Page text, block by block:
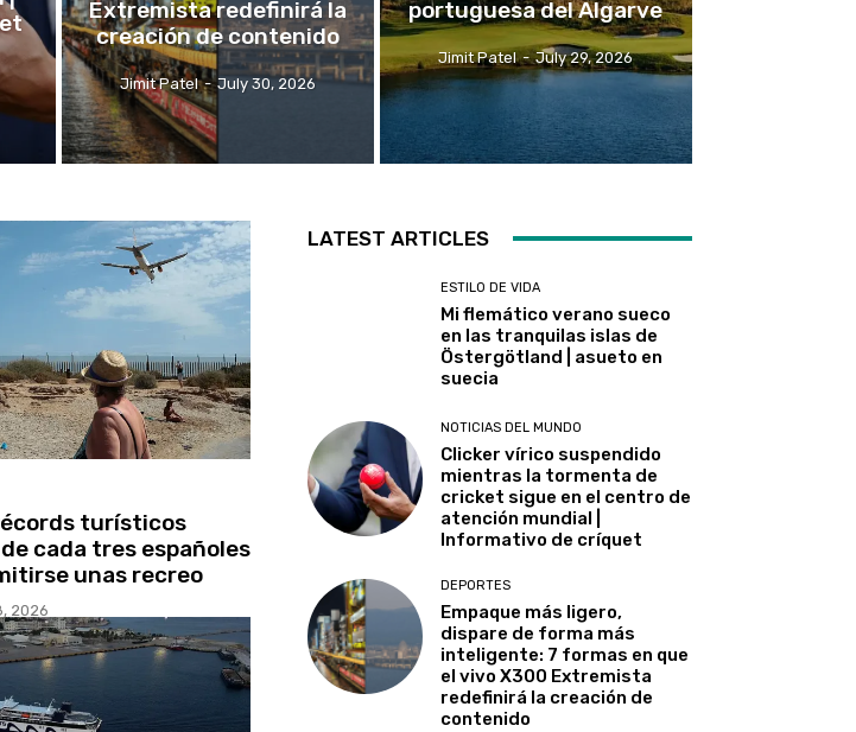
Extremista redefinirá la
creación de contenido
Jimit Patel - July 30, 2026
portuguesa del Algarve
Jimit Patel - July 29, 2026
turísticos
cada tres españoles
unas recreo
2026
LATEST ARTICLES
ESTILO DE VIDA
Mi flemático verano sueco
en las tranquilas islas de
Östergötland | asueto en
suecia
NOTICIAS DEL MUNDO
Clicker vírico suspendido
mientras la tormenta de
cricket sigue en el centro de
atención mundial |
Informativo de críquet
DEPORTES
Empaque más ligero,
dispare de forma más
inteligente: 7 formas en que
el vivo X300 Extremista
redefinirá la creación de
contenido